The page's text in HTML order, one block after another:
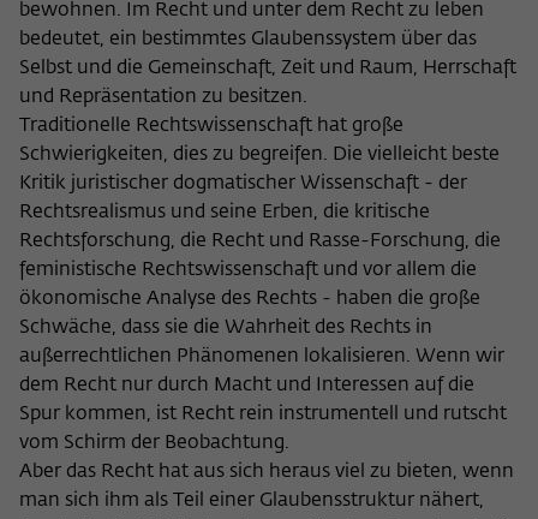
bewohnen. Im Recht und unter dem Recht zu leben
bedeutet, ein bestimmtes Glaubenssystem über das
Selbst und die Gemeinschaft, Zeit und Raum, Herrschaft
und Repräsentation zu besitzen.
Traditionelle Rechtswissenschaft hat große
Schwierigkeiten, dies zu begreifen. Die vielleicht beste
Kritik juristischer dogmatischer Wissenschaft - der
Rechtsrealismus und seine Erben, die kritische
Rechtsforschung, die Recht und Rasse-Forschung, die
feministische Rechtswissenschaft und vor allem die
ökonomische Analyse des Rechts - haben die große
Schwäche, dass sie die Wahrheit des Rechts in
außerrechtlichen Phänomenen lokalisieren. Wenn wir
dem Recht nur durch Macht und Interessen auf die
Spur kommen, ist Recht rein instrumentell und rutscht
vom Schirm der Beobachtung.
Aber das Recht hat aus sich heraus viel zu bieten, wenn
man sich ihm als Teil einer Glaubensstruktur nähert,